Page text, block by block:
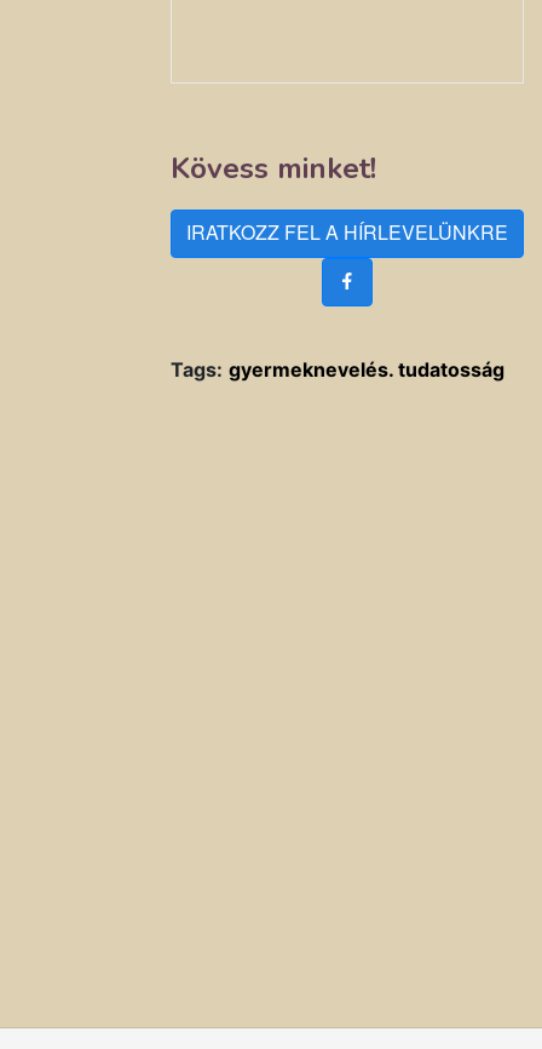
Kövess minket!
IRATKOZZ FEL A HÍRLEVELÜNKRE
Tags: gyermeknevelés. tudatosság